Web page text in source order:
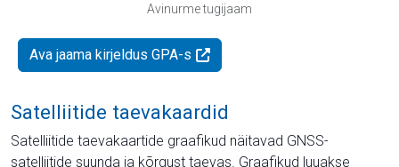
Avinurme tugijaam
Ava jaama kirjeldus GPA-s
Satelliitide taevakaardid
Satelliitide taevakaartide graafikud näitavad GNSS-
satelliitide suunda ja kõrgust taevas. Graafikud luuakse